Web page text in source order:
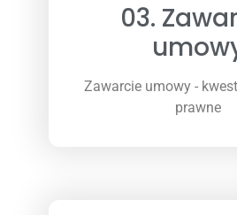
03.
Zawarcie umowy -
prawne